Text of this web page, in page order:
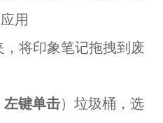
用
将印象笔记拖拽到废
键单击）垃圾桶，选